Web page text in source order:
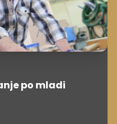
po mladi